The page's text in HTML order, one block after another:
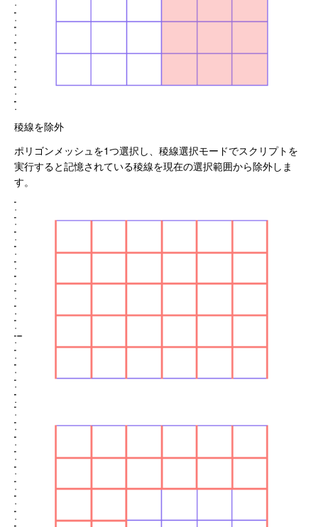
稜線を除外
ポリゴンメッシュを1つ選択し、稜線選択モードでスクリプトを
実行すると記憶されている稜線を現在の選択範囲から除外しま
す。